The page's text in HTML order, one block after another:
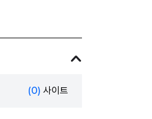
(0) 사이트